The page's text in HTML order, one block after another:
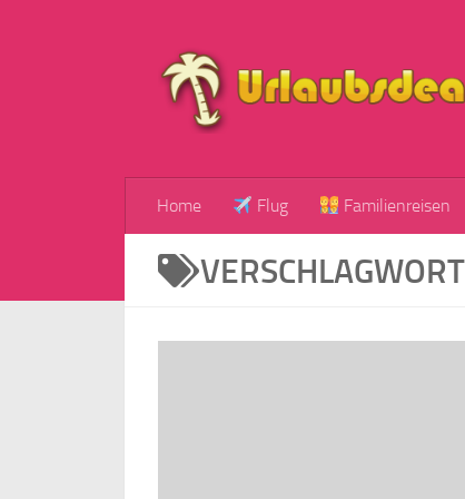
Home Flug Familienreisen